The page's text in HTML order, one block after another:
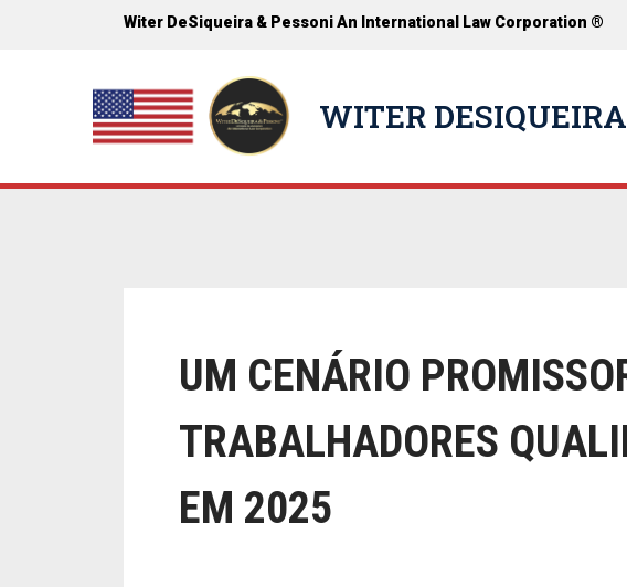
Witer DeSiqueira & Pessoni An International Law Corporation ®
WITER
UM CENÁRIO
TRABALHADORES
EM 2025